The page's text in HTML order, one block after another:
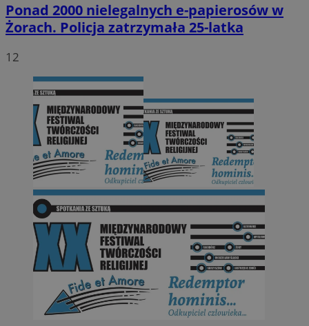
Ponad 2000 nielegalnych e-papierosów w
Żorach. Policja zatrzymała 25-latka
12